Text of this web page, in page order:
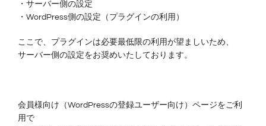
・サーバー側の設定
・WordPress側の設定（プラグインの利用）
ここで、プラグインは必要最低限の利用が望ましいため、
サーバー側の設定をお奨めいたしております。
会員様向け（WordPressの登録ユーザー向け）ページをご利
用で